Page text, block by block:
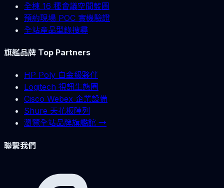
全棟 16 種會議空間藍圖
預約現場 POC 實機驗證
全站產品型錄搜尋
旗艦品牌 Top Partners
HP Poly 白金級夥伴
Logitech 視訊生態圈
Cisco Webex 企業設備
Shure 天花板陣列
瀏覽全站品牌旗艦館 →
聯繫我們